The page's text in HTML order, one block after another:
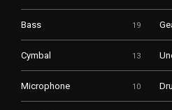
Bass 19
Cymbal 13
Microphone 10